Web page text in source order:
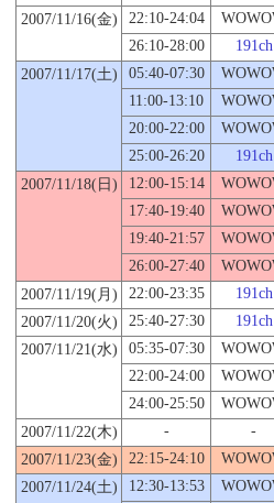
2007/11/16(金)
22:10-24:04
26:10-28:00
191ch
2007/11/17(土)
05:40-07:30
11:00-13:10
20:00-22:00
25:00-26:20
191ch
2007/11/18(日)
12:00-15:14
17:40-19:40
19:40-21:57
26:00-27:40
2007/11/19(月)
22:00-23:35 191ch
2007/11/20(火) 25:40-27:30 191ch
2007/11/21(水)
05:35-07:30
22:00-24:00
24:00-25:50
2007/11/22(木)
- -
2007/11/23(金)
22:15-24:10
2007/11/24(土)
12:30-13:53